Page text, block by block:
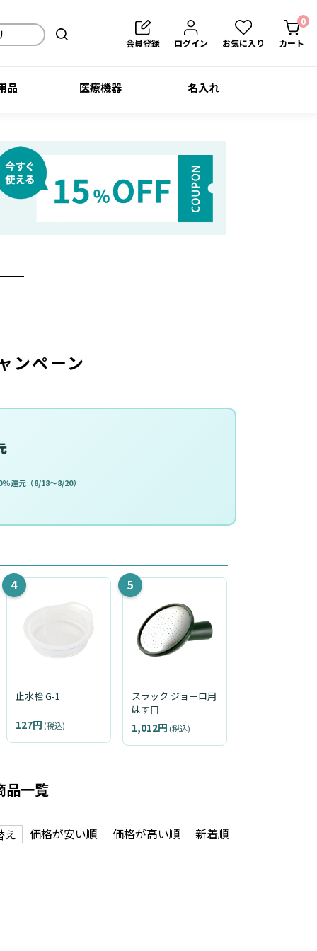
会員登録 ログイン お気に入り カート
0
品 医療機器 名入れ
ンペーン
還元（8/18〜8/20）
4
止水栓 G-1
127円 (税込)
5
スラック ジョーロ用
はす口
1,012円 (税込)
品一覧
え 価格が安い順 価格が高い順 新着順